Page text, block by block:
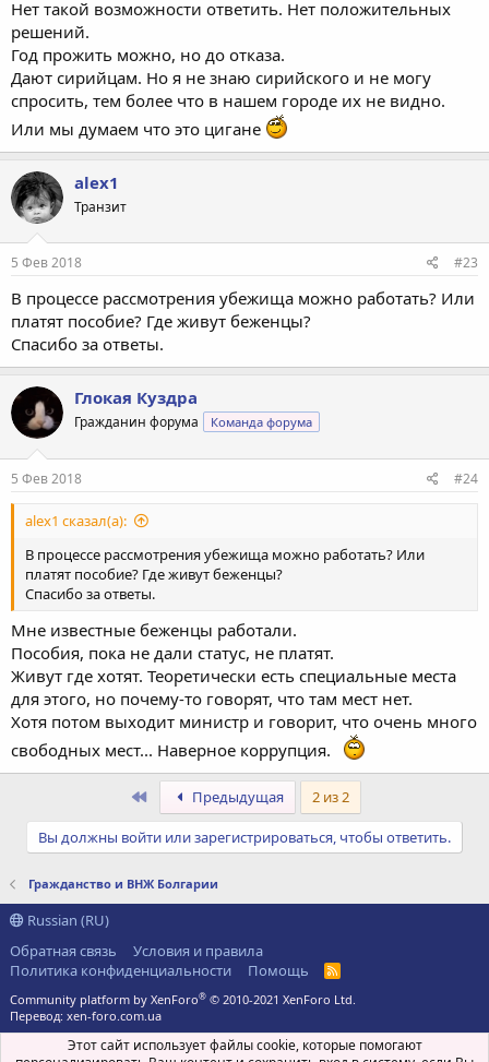
Нет такой возможности ответить. Нет положительных
решений.
Год прожить можно, но до отказа.
Дают сирийцам. Но я не знаю сирийского и не могу
спросить, тем более что в нашем городе их не видно.
Или мы думаем что это цигане
alex1
Транзит
5 Фев 2018 #23
В процессе рассмотрения убежища можно работать? Или
платят пособие? Где живут беженцы?
Спасибо за ответы.
Глокая Куздра
Гражданин форума Команда форума
5 Фев 2018 #24
alex1 сказал(а):
В процессе рассмотрения убежища можно работать? Или
платят пособие? Где живут беженцы?
Спасибо за ответы.
Мне известные беженцы работали.
Пособия, пока не дали статус, не платят.
Живут где хотят. Теоретически есть специальные места
для этого, но почему-то говорят, что там мест нет.
Хотя потом выходит министр и говорит, что очень много
свободных мест... Наверное коррупция.
ПервыйПредыдущая 2 из 2
Вы должны войти или зарегистрироваться, чтобы ответить.
Гражданство и ВНЖ Болгарии
Russian (RU)
Обратная связь
Условия и правила
Политика конфиденциальности
Помощь
R
S
Community platform by XenForo® © 2010-2021 XenForo Ltd.
Перевод: xen-foro.com.ua
Этот сайт использует файлы cookie, которые помогают